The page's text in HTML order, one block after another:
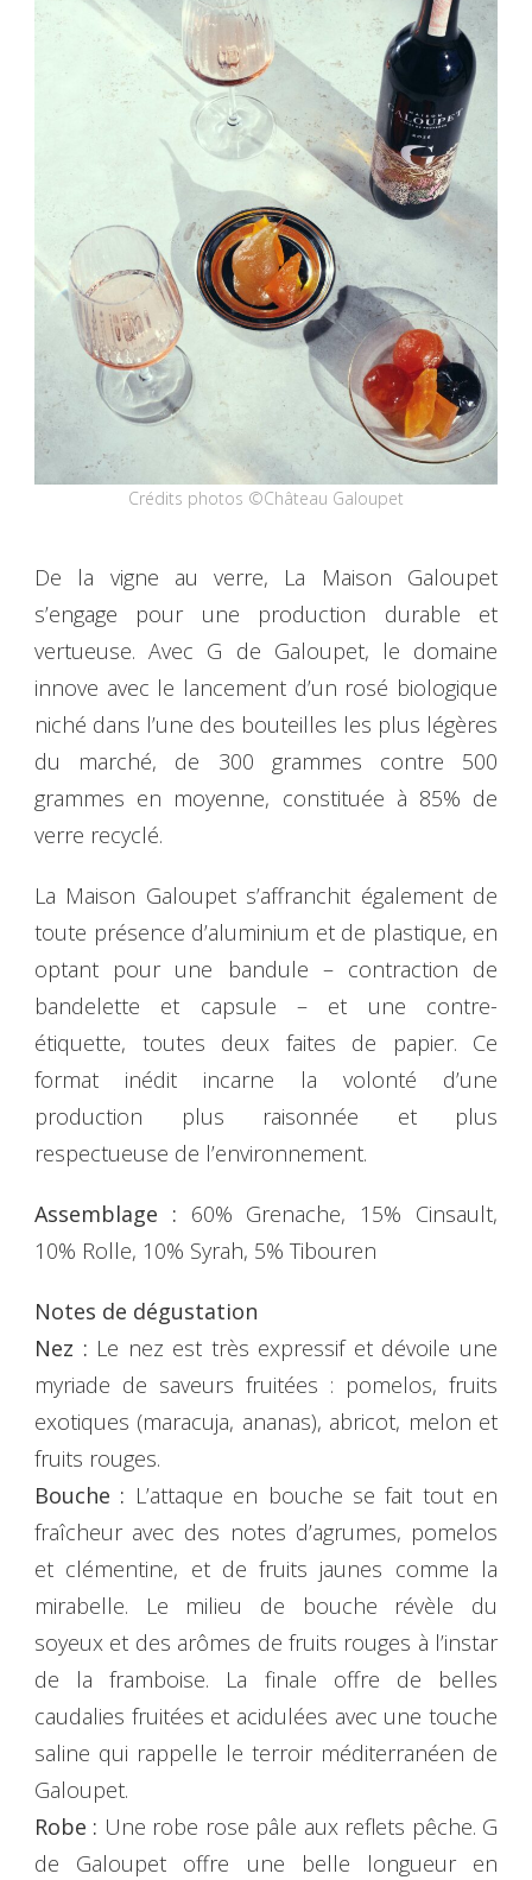
Crédits photos ©Château Galoupet
De la vigne au verre, La Maison Galoupet
s’engage pour une production durable et
vertueuse. Avec G de Galoupet, le domaine
innove avec le lancement d’un rosé biologique
niché dans l’une des bouteilles les plus légères
du marché, de 300 grammes contre 500
grammes en moyenne, constituée à 85% de
verre recyclé.
La Maison Galoupet s’affranchit également de
toute présence d’aluminium et de plastique, en
optant pour une bandule – contraction de
bandelette et capsule – et une contre-
étiquette, toutes deux faites de papier. Ce
format inédit incarne la volonté d’une
production plus raisonnée et plus
respectueuse de l’environnement.
Assemblage : 60% Grenache, 15% Cinsault,
10% Rolle, 10% Syrah, 5% Tibouren
Notes de dégustation
Nez : Le nez est très expressif et dévoile une
myriade de saveurs fruitées : pomelos, fruits
exotiques (maracuja, ananas), abricot, melon et
fruits rouges.
Bouche : L’attaque en bouche se fait tout en
fraîcheur avec des notes d’agrumes, pomelos
et clémentine, et de fruits jaunes comme la
mirabelle. Le milieu de bouche révèle du
soyeux et des arômes de fruits rouges à l’instar
de la framboise. La finale offre de belles
caudalies fruitées et acidulées avec une touche
saline qui rappelle le terroir méditerranéen de
Galoupet.
Robe : Une robe rose pâle aux reflets pêche. G
de Galoupet offre une belle longueur en